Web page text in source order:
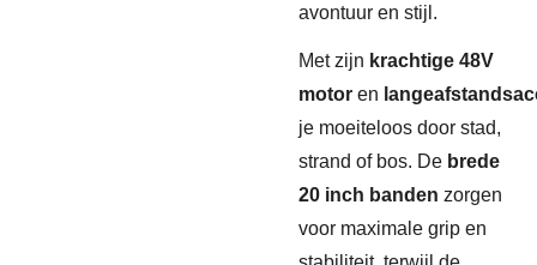
avontuur en stijl.
Met zijn krachtige 48V
motor en
je moeiteloos door stad,
strand of bos. De brede
20 inch banden zorgen
voor maximale grip en